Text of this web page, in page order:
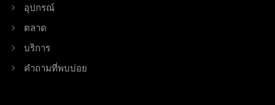
อุปกรณ์
ตลาด
บริการ
คำถามที่พบบ่อย